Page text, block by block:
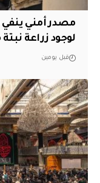
مصدر أمني
لوجود زراعة
قبل يومين